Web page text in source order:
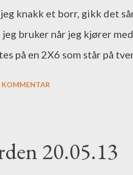
knakk et borr, gikk det
bruker når jeg kjører
på en 2X6 som står på
stangholdere
KOMMENTAR
20.05.13